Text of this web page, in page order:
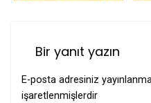
Bir yanıt yazın
E-posta adresiniz
işaretlenmişlerdir